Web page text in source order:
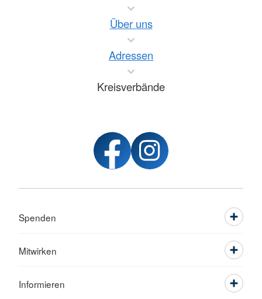
Über uns
Adressen
Kreisverbände
Spenden
Mitwirken
Informieren